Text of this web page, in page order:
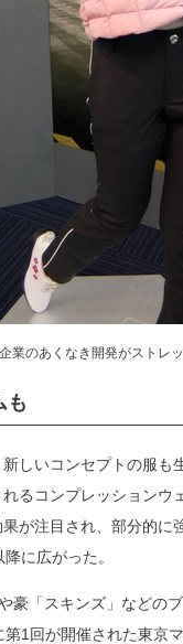
業のあくなき開発がストレ
も
しいコンセプトの服も
るコンプレッションウ
が注目され、部分的に
に広がった。
豪「スキンズ」などの
1回が開催された東京